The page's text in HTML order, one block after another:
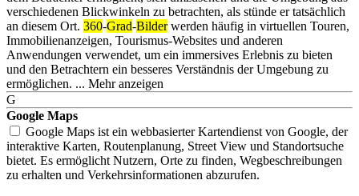
verschiedenen Blickwinkeln zu betrachten, als stünde er tatsächlich
an diesem Ort. 360-Grad-Bilderwerden häufig in virtuellen Touren,
Immobilienanzeigen, Tourismus-Websites und anderen
Anwendungen verwendet, um ein immersives Erlebnis zu bieten
und den Betrachtern ein besseres Verständnis der Umgebung zu
ermöglichen.
G
Google Maps
Google Maps ist ein webbasierter Kartendienst von Google, der
interaktive Karten, Routenplanung, Street View und Standortsuche
bietet. Es ermöglicht Nutzern, Orte zu finden, Wegbeschreibungen
zu erhalten und Verkehrsinformationen abzurufen.